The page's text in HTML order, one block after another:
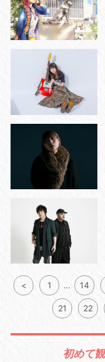
< 1 … 14
21 22
初めて